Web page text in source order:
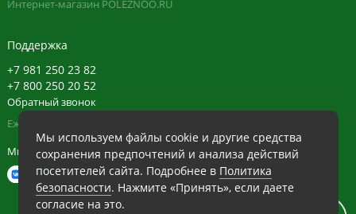
Ингредиенты
Диоксид кремния.
Продукт не содержит глютена, молочных продуктов, яиц,
арахис, соя, моллюсков, пшеницы, дрожжей,
наполнителей, связывающих веществ, консервантов,
искусственные ингредиенты.
Мы используем файлы cookie и другие средства
сохранения предпочтений и анализа действий
посетителей сайта. Подробнее в Политика
безопасности. Нажмите «Принять», если даете
согласие на это.
Интернет-магазин POLEZNOO.RU
Поддержка
+7 981 250 23 82
+7 800 250 20 52
Обратный звонок
Ежедневно в будние с 11:30 до 20:30, в выходные с 11:30 до 19:30
Мы в сети